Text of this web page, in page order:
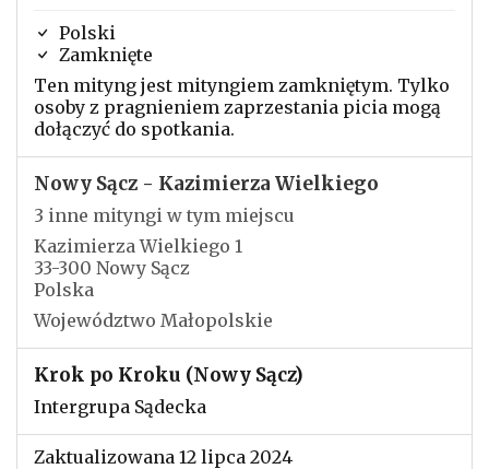
Polski
Zamknięte
Ten mityng jest mityngiem zamkniętym. Tylko
osoby z pragnieniem zaprzestania picia mogą
dołączyć do spotkania.
Nowy Sącz - Kazimierza Wielkiego
3 inne mityngi w tym miejscu
Kazimierza Wielkiego 1
33-300 Nowy Sącz
Polska
Województwo Małopolskie
Krok po Kroku (Nowy Sącz)
Intergrupa Sądecka
Zaktualizowana 12 lipca 2024